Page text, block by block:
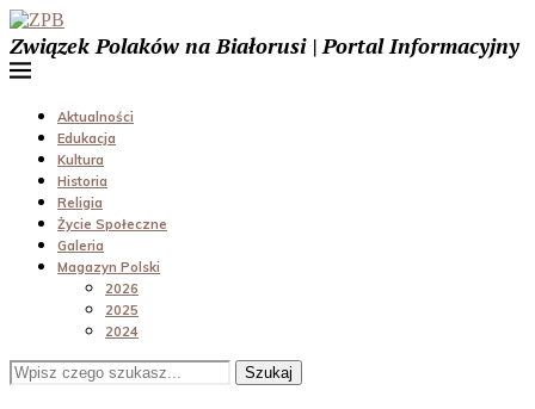
Związek Polaków na Białorusi | Portal Informacyjny
Aktualności
Edukacja
Kultura
Historia
Religia
Życie Społeczne
Galeria
Magazyn Polski
2026
2025
2024
Szukaj